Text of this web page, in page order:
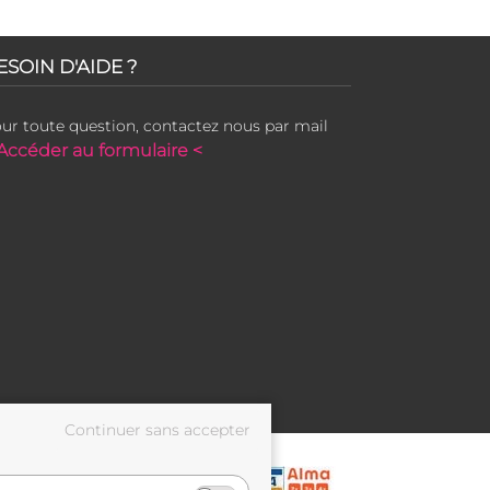
D'AIDE ?
toute question, contactez nous par mail
au formulaire <